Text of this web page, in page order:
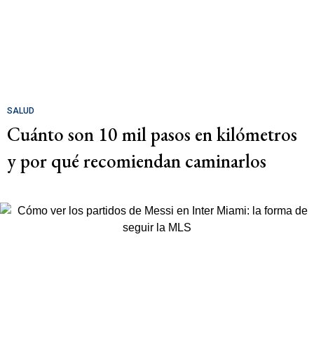
SALUD
Cuánto son 10 mil pasos en kilómetros
y por qué recomiendan caminarlos